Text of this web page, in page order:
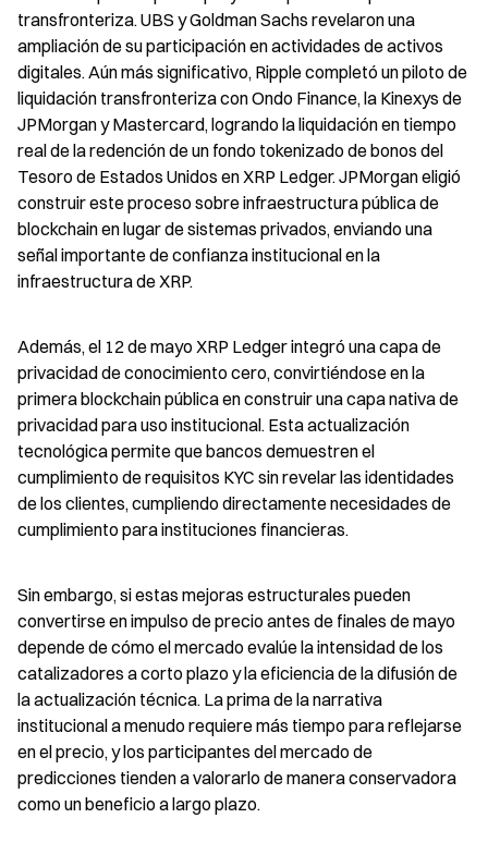
transfronteriza. UBS y Goldman Sachs revelaron una
ampliación de su participación en actividades de activos
digitales. Aún más significativo, Ripple completó un piloto de
liquidación transfronteriza con Ondo Finance, la Kinexys de
JPMorgan y Mastercard, logrando la liquidación en tiempo
real de la redención de un fondo tokenizado de bonos del
Tesoro de Estados Unidos en XRP Ledger. JPMorgan eligió
construir este proceso sobre infraestructura pública de
blockchain en lugar de sistemas privados, enviando una
señal importante de confianza institucional en la
infraestructura de XRP.
Además, el 12 de mayo XRP Ledger integró una capa de
privacidad de conocimiento cero, convirtiéndose en la
primera blockchain pública en construir una capa nativa de
privacidad para uso institucional. Esta actualización
tecnológica permite que bancos demuestren el
cumplimiento de requisitos KYC sin revelar las identidades
de los clientes, cumpliendo directamente necesidades de
cumplimiento para instituciones financieras.
Sin embargo, si estas mejoras estructurales pueden
convertirse en impulso de precio antes de finales de mayo
depende de cómo el mercado evalúe la intensidad de los
catalizadores a corto plazo y la eficiencia de la difusión de
la actualización técnica. La prima de la narrativa
institucional a menudo requiere más tiempo para reflejarse
en el precio, y los participantes del mercado de
predicciones tienden a valorarlo de manera conservadora
como un beneficio a largo plazo.